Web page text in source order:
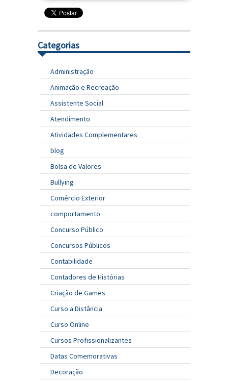
Categorias
Administração
Animação e Recreação
Assistente Social
Atendimento
Atividades Complementares
blog
Bolsa de Valores
Bullying
Comércio Exterior
comportamento
Concurso Público
Concursos Públicos
Contabilidade
Contadores de Histórias
Criação de Games
Curso a Distância
Curso Online
Cursos Profissionalizantes
Datas Comemorativas
Decoração